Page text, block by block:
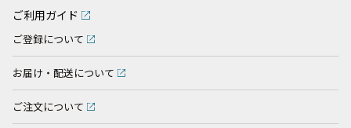
ご利用ガイド
ご登録について
お届け・配送について
ご注文について